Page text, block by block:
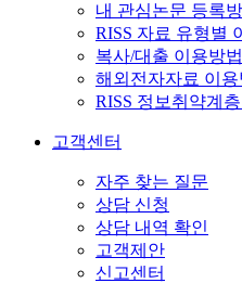
내 관심논문 등록
RISS 자료 유형별
복사/대출 이용방법
해외전자자료 이용
RISS 정보취약계
고객센터
자주 찾는 질문
상담 신청
상담 내역 확인
고객제안
신고센터